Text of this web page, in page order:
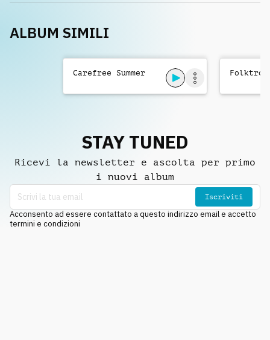
ALBUM SIMILI
Carefree Summer
STAY TUNED
Ricevi la newsletter e ascolta per primo
i nuovi album
Iscriviti
Acconsento ad essere contattato a questo indirizzo email e accetto
termini e condizioni